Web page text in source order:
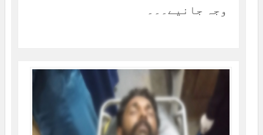
وجہ جانیے۔۔۔